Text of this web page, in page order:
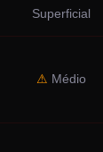
Superficial
⚠ Médio